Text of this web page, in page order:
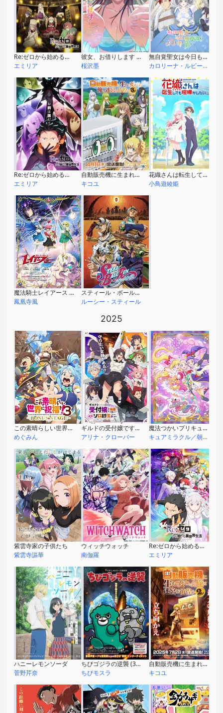
Re:ゼロから始める異世界生活 4th season 奪還編
エミリア
彼女、お借りします 第5期
桜沢墨
無自覚聖女は今日も無意識に力を垂れ流す
カロリーナ・ルビー・マルティネス
Re:ゼロから始める異世界生活 4th season 喪失編
エミリア
自動販売機に生まれ変わった俺は迷宮を彷徨う 3rd season
キコユ
花織さんは転生しても喧嘩がしたい
小鳥遊綾姫
魔法騎士レイアース (2026)
鳳凰寺風
スティール・ボール・ラン ジョジョの奇妙な冒険 2nd & 3rd STAGE
ルーシー・スティール
2025
この素晴らしい世界に祝福を！3 ーBONUS STAGEー
めぐみん
ギルドの受付嬢ですが、残業は嫌なのでボスをソロ討伐しようと思います
アリナ・クローバー
魔法つかいプリキュア！！～MIRAI DAYS～
キュアミラクル／朝日奈みらい
紫雲寺家の子供たち
紫雲寺謳華
ウィッチウォッチ
南伽羅
Re:ゼロから始める異世界生活 3rd season 反撃編
エミリア
ハニーレモンソーダ
菅野芹奈
ちびゴジラの逆襲 (3期)
ちびモスラ
自動販売機に生まれ変わった俺は迷宮を彷徨う 2nd season
キコユ